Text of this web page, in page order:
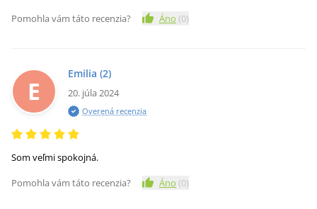
Pomohla vám táto recenzia?
Áno (0)
E
Emilia (2)
20. júla 2024
Overená recenzia
Som veľmi spokojná.
Pomohla vám táto recenzia?
Áno (0)